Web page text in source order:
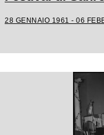
28 GENNAIO 1961 - 06